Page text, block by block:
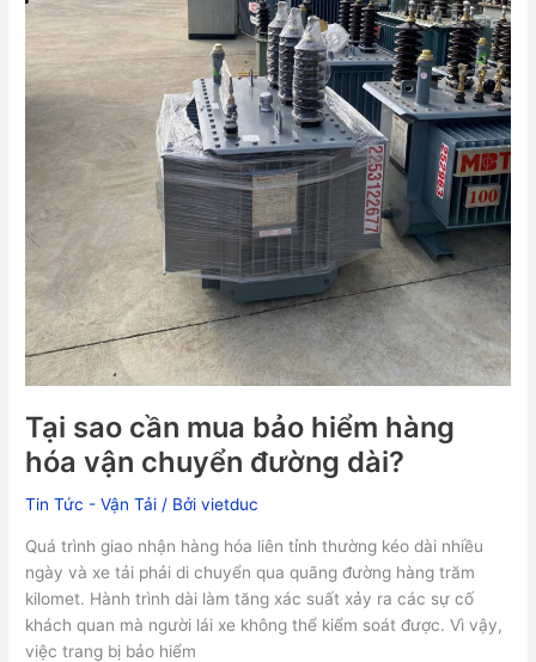
Tại sao cần mua bảo hiểm hàng
hóa vận chuyển đường dài?
Tin Tức - Vận Tải / Bởivietduc
Quá trình giao nhận hàng hóa liên tỉnh thường kéo dài nhiều
ngày và xe tải phải di chuyển qua quãng đường hàng trăm
kilomet. Hành trình dài làm tăng xác suất xảy ra các sự cố
khách quan mà người lái xe không thể kiểm soát được. Vì vậy,
việc trang bị bảo hiểm
đường
dài?